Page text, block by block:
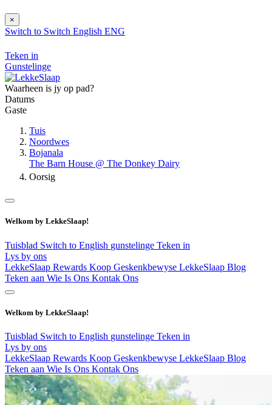
×
Switch to Switch English ENG
Teken in
Gunstelinge
Waarheen is jy op pad?
Datums
Gaste
Tuis
Noordwes
Bojanala
The Barn House @ The Donkey Dairy
Oorsig
Welkom by LekkeSlaap!
Tuisblad Switch to English gunstelinge Teken in
Lys by ons
LekkeSlaap Rewards Koop Geskenkbewyse LekkeSlaap Blog
Teken aan Wie Is Ons Kontak Ons
Welkom by LekkeSlaap!
Tuisblad Switch to English gunstelinge Teken in
Lys by ons
LekkeSlaap Rewards Koop Geskenkbewyse LekkeSlaap Blog
Teken aan Wie Is Ons Kontak Ons